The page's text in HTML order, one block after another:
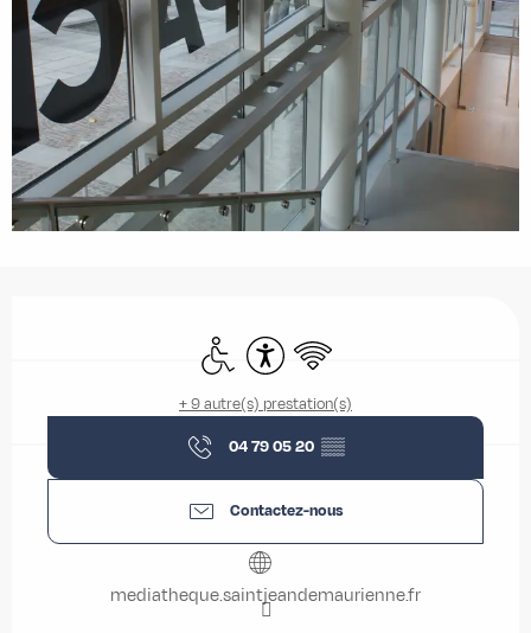
Accès handicapés
Accessibilité
WiFi
+ 9 autre(s) prestation(s)
04 79 05 20 ▒▒
Contactez-nous
mediatheque.saintjeandemaurienne.fr